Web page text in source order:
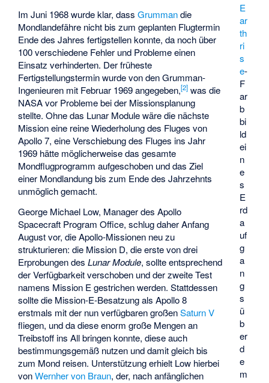
E
ar
th
ri
s
e-
F
ar
b
bi
ld
ei
n
e
s
E
rd
a
uf
g
a
n
g
s
ü
b
er
d
e
m
Im Juni 1968 wurde klar, dassGrummandie
Mondlandefähre nicht bis zum geplanten Flugtermin
Ende des Jahres fertigstellen konnte, da noch über
100 verschiedene Fehler und Probleme einen
Einsatz verhinderten. Der früheste
Fertigstellungstermin wurde von den Grumman-
Ingenieuren mit Februar 1969 angegeben,[2] was die
NASA vor Probleme bei der Missionsplanung
stellte. Ohne das Lunar Module wäre die nächste
Mission eine reine Wiederholung des Fluges von
Apollo 7, eine Verschiebung des Fluges ins Jahr
1969 hätte möglicherweise das gesamte
Mondflugprogramm aufgeschoben und das Ziel
einer Mondlandung bis zum Ende des Jahrzehnts
unmöglich gemacht.
George Michael Low, Manager des Apollo
Spacecraft Program Office, schlug daher Anfang
August vor, die Apollo-Missionen neu zu
strukturieren: die Mission D, die erste von drei
Erprobungen desLunar Module, sollte entsprechend
der Verfügbarkeit verschoben und der zweite Test
namens Mission E gestrichen werden. Stattdessen
sollte die Mission-E-Besatzung als Apollo 8
erstmals mit der nun verfügbaren großenSaturn V
fliegen, und da diese enorm große Mengen an
Treibstoff ins All bringen konnte, diese auch
bestimmungsgemäß nutzen und damit gleich bis
zum Mond reisen. Unterstützung erhielt Low hierbei
vonWernher von Braun, der, nach anfänglichen